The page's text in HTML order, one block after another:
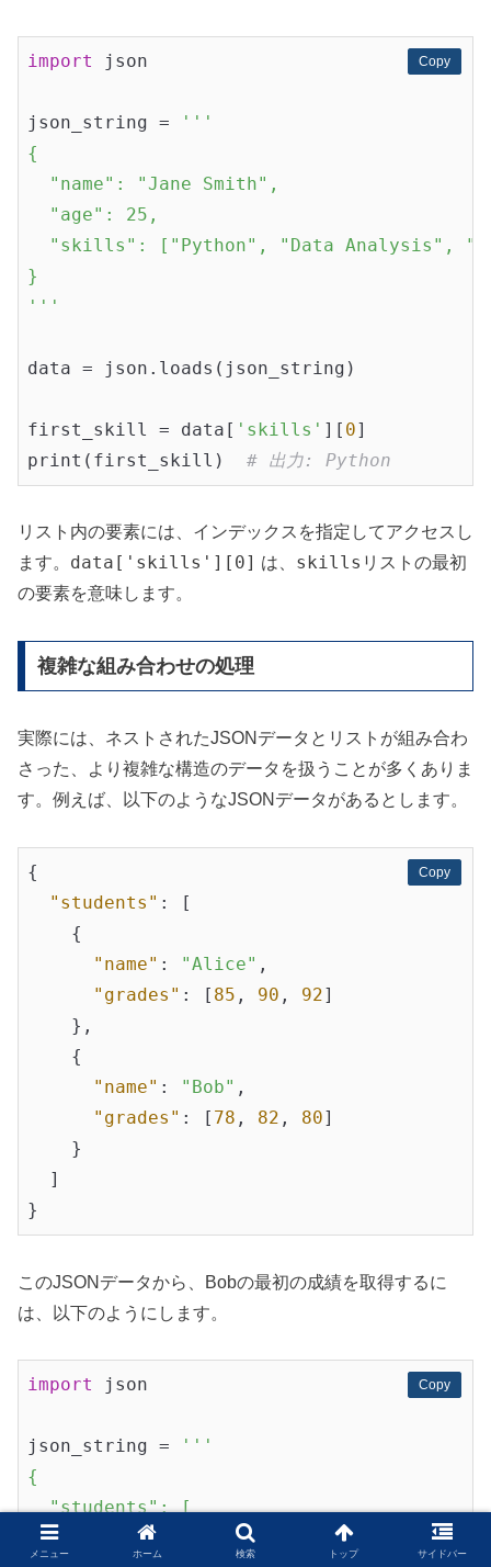
Copy
Copy
import json
json_string =
'''
{
  "name": "Jane Smith",
  "age": 25,
"skills": ["Python", "Data Analysis",
}
'''
data = json.loads(json_string)
first_skill = data[ 'skills' ][ 0]
print(first_skill) # 出力: Python
リスト内の要素には、インデックスを指定してアクセスし
ます。 data['skills'][0] は、 skills リストの最初
の要素を意味します。
複雑な組み合わせの処理
実際には、ネストされたJSONデータとリストが組み合わ
さった、より複雑な構造のデータを扱うことが多くありま
す。例えば、以下のようなJSONデータがあるとします。
Copy
Copy
{
"students" : [
    {
"name" : "Alice" ,
"grades" : [ 85 , 90 , 92]
    },
    {
"name" : "Bob" ,
"grades" : [ 78 , 82 , 80]
    }
  ]
このJSONデータから、Bobの最初の成績を取得するに
は、以下のようにします。
Copy
Copy
import json
json_string =
'''
{
  "students": [
    {
メニュー ホーム 検索 トップ サイドバー